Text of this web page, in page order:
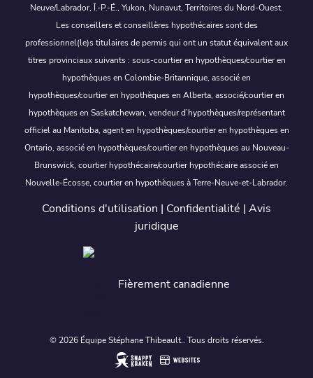
Neuve/Labrador, Î.-P.-É., Yukon, Nunavut, Territoires du Nord-Ouest.
Les conseillers et conseillères hypothécaires sont des
professionnel(le)s titulaires de permis qui ont un statut équivalent aux
titres provinciaux suivants : sous-courtier en hypothèques/courtier en
hypothèques en Colombie-Britannique, associé en
hypothèques/courtier en hypothèques en Alberta, associé/courtier en
hypothèques en Saskatchewan, vendeur d’hypothèques/représentant
officiel au Manitoba, agent en hypothèques/courtier en hypothèques en
Ontario, associé en hypothèques/courtier en hypothèques au Nouveau-
Brunswick, courtier hypothécaire/courtier hypothécaire associé en
Nouvelle-Écosse, courtier en hypothèques à Terre-Neuve-et-Labrador.
Conditions d'utilisation | Confidentialité | Avis
juridique
Fièrement canadienne
© 2026 Équipe Stéphane Thibeault.. Tous droits réservés.